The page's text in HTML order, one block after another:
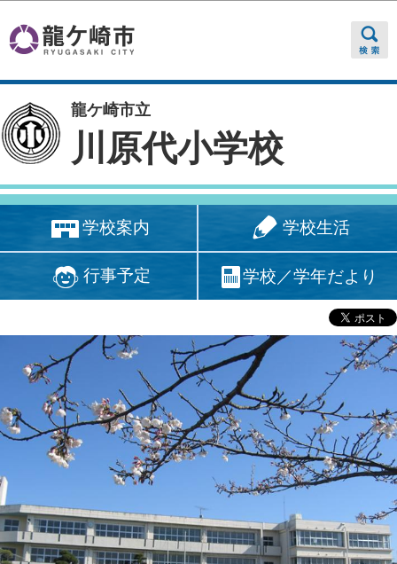
龍ケ崎市立
川原代小学校
学校案内 学校生活
行事予定 学校／学年だより